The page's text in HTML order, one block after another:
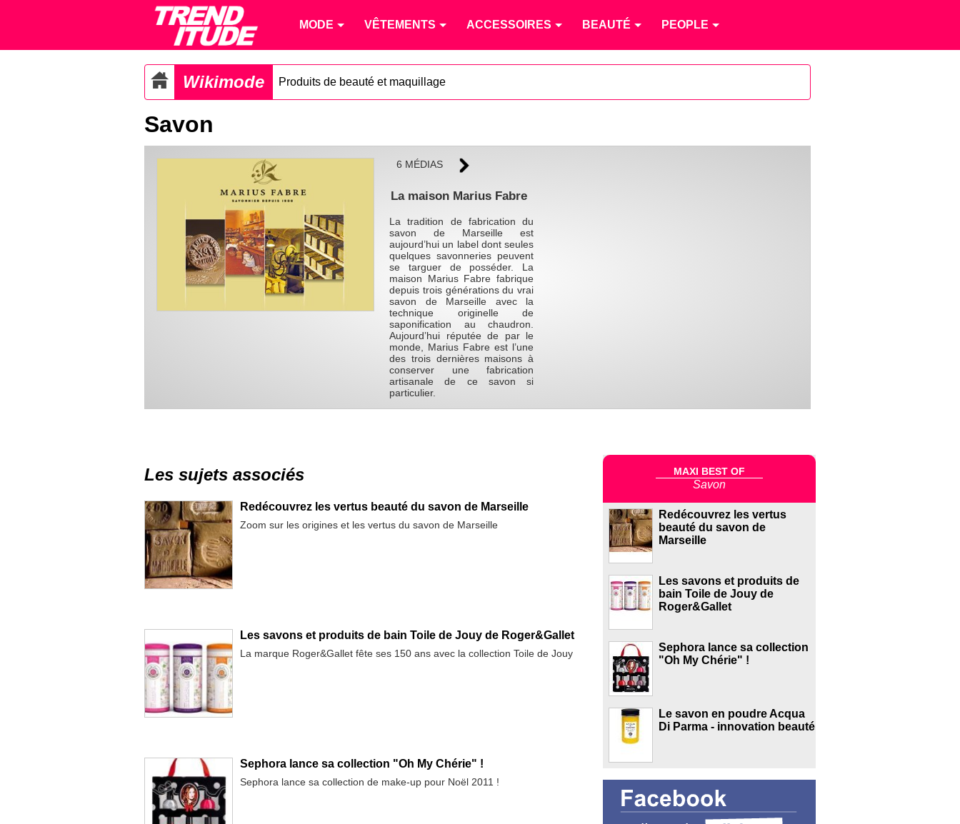
MODE VÊTEMENTS ACCESSOIRES BEAUTÉ PEOPLE
Wikimode Produits de beauté et maquillage
Savon
6 MÉDIAS
La maison Marius Fabre
La tradition de fabrication du
savon de Marseille est
aujourd’hui un label dont seules
quelques savonneries peuvent
se targuer de posséder. La
maison Marius Fabre fabrique
depuis trois générations du vrai
savon de Marseille avec la
technique originelle de
saponification au chaudron.
Aujourd’hui réputée de par le
monde, Marius Fabre est l’une
des trois dernières maisons à
conserver une fabrication
artisanale de ce savon si
particulier.
Les sujets associés
Redécouvrez les vertus beauté du savon de Marseille
Zoom sur les origines et les vertus du savon de Marseille
Les savons et produits de bain Toile de Jouy de Roger&Gallet
La marque Roger&Gallet fête ses 150 ans avec la collection Toile de Jouy
Sephora lance sa collection "Oh My Chérie" !
Sephora lance sa collection de make-up pour Noël 2011 !
MAXI BEST OF
Savon
Redécouvrez les vertus
beauté du savon de
Marseille
Les savons et produits de
bain Toile de Jouy de
Roger&Gallet
Sephora lance sa collection
"Oh My Chérie" !
Le savon en poudre Acqua
Di Parma - innovation beauté